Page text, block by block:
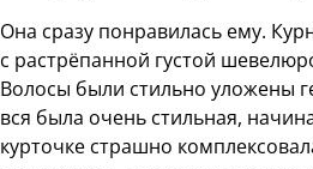
Она сразу понравилась ему.
с растрёпанной густой
Волосы были стильно уложены
вся была очень стильная,
курточке страшно